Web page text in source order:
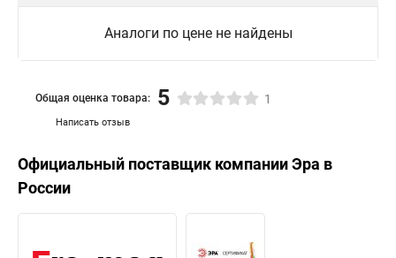
Аналоги по цене не найдены
Написать отзыв
Общая оценка товара: 5 1
Официальный поставщик компанииЭра в
России